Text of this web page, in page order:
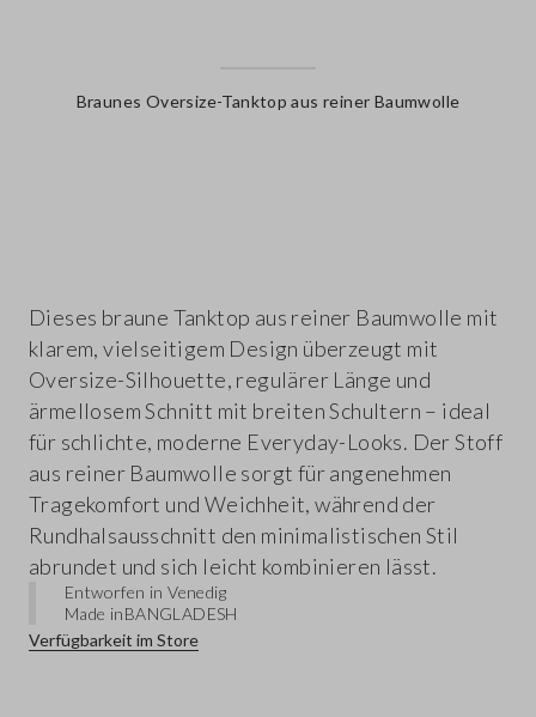
Braunes Oversize-Tanktop aus reiner Baumwolle
Dieses braune Tanktop aus reiner Baumwolle mit
klarem, vielseitigem Design überzeugt mit
Oversize-Silhouette, regulärer Länge und
ärmellosem Schnitt mit breiten Schultern – ideal
für schlichte, moderne Everyday-Looks. Der Stoff
aus reiner Baumwolle sorgt für angenehmen
Tragekomfort und Weichheit, während der
Rundhalsausschnitt den minimalistischen Stil
abrundet und sich leicht kombinieren lässt.
Entworfen in Venedig
Made inBANGLADESH
Verfügbarkeit im Store